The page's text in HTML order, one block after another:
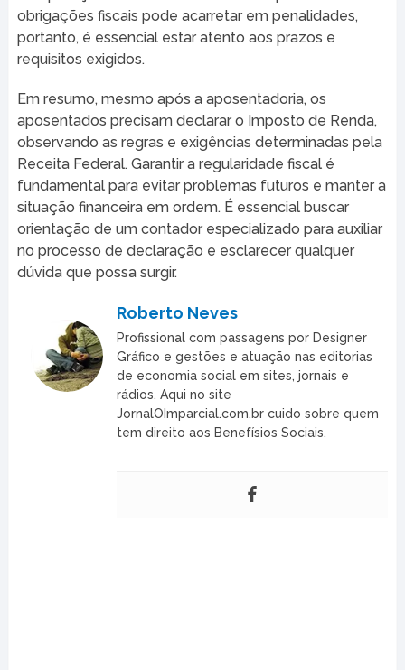
obrigações fiscais pode acarretar em penalidades,
portanto, é essencial estar atento aos prazos e
requisitos exigidos.
Em resumo, mesmo após a aposentadoria, os
aposentados precisam declarar o Imposto de Renda,
observando as regras e exigências determinadas pela
Receita Federal. Garantir a regularidade fiscal é
fundamental para evitar problemas futuros e manter a
situação financeira em ordem. É essencial buscar
orientação de um contador especializado para auxiliar
no processo de declaração e esclarecer qualquer
dúvida que possa surgir.
Roberto Neves
Profissional com passagens por Designer
Gráfico e gestões e atuação nas editorias
de economia social em sites, jornais e
rádios. Aqui no site
JornalOImparcial.com.br cuido sobre quem
tem direito aos Benefísios Sociais.